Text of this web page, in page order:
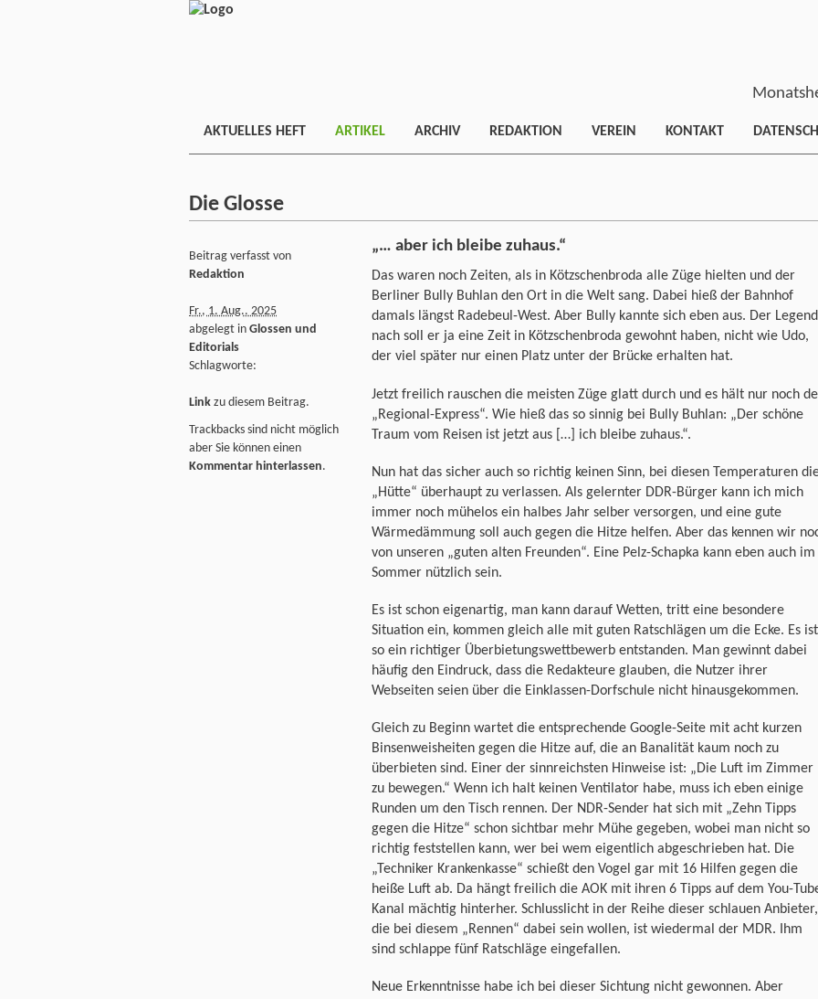
AKTUELLES HEFT ARTIKEL ARCHIV REDAKTION VEREIN KONTAKT
Die Glosse
„… aber ich bleibe zuhaus.“
Das waren noch Zeiten, als in Kötzschenbroda alle Züge hielten und der
Berliner Bully Buhlan den Ort in die Welt sang. Dabei hieß der Bahnhof
damals längst Radebeul-West. Aber Bully kannte sich eben aus. Der
nach soll er ja eine Zeit in Kötzschenbroda gewohnt haben, nicht wie Udo,
der viel später nur einen Platz unter der Brücke erhalten hat.
Jetzt freilich rauschen die meisten Züge glatt durch und es hält nur noch
„Regional-Express“. Wie hieß das so sinnig bei Bully Buhlan: „Der schöne
Traum vom Reisen ist jetzt aus […] ich bleibe zuhaus.“.
Nun hat das sicher auch so richtig keinen Sinn, bei diesen Temperaturen
„Hütte“ überhaupt zu verlassen. Als gelernter DDR-Bürger kann ich mich
immer noch mühelos ein halbes Jahr selber versorgen, und eine gute
Wärmedämmung soll auch gegen die Hitze helfen. Aber das kennen wir
von unseren „guten alten Freunden“. Eine Pelz-Schapka kann eben auch im
Sommer nützlich sein.
Es ist schon eigenartig, man kann darauf Wetten, tritt eine besondere
Situation ein, kommen gleich alle mit guten Ratschlägen um die Ecke. Es ist
so ein richtiger Überbietungswettbewerb entstanden. Man gewinnt dabei
häufig den Eindruck, dass die Redakteure glauben, die Nutzer ihrer
Webseiten seien über die Einklassen-Dorfschule nicht hinausgekommen.
Gleich zu Beginn wartet die entsprechende Google-Seite mit acht kurzen
Binsenweisheiten gegen die Hitze auf, die an Banalität kaum noch zu
überbieten sind. Einer der sinnreichsten Hinweise ist: „Die Luft im Zimmer
zu bewegen.“ Wenn ich halt keinen Ventilator habe, muss ich eben einige
Runden um den Tisch rennen. Der NDR-Sender hat sich mit „Zehn Tipps
gegen die Hitze“ schon sichtbar mehr Mühe gegeben, wobei man nicht so
richtig feststellen kann, wer bei wem eigentlich abgeschrieben hat. Die
„Techniker Krankenkasse“ schießt den Vogel gar mit 16 Hilfen gegen die
heiße Luft ab. Da hängt freilich die AOK mit ihren 6 Tipps auf dem You-
Kanal mächtig hinterher. Schlusslicht in der Reihe dieser schlauen Anbieter,
die bei diesem „Rennen“ dabei sein wollen, ist wiedermal der MDR. Ihm
sind schlappe fünf Ratschläge eingefallen.
Neue Erkenntnisse habe ich bei dieser Sichtung nicht gewonnen. Aber
Beitrag verfasst von
Redaktion
Fr., 1. Aug.. 2025
abgelegt in Glossen und
Editorials
Schlagworte:
Link zu diesem Beitrag.
Trackbacks sind nicht möglich
aber Sie können einen
Kommentar hinterlassen.